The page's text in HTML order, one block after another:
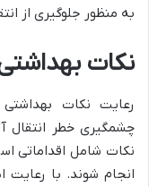
به منظور جلوگیری از
نکات
رعایت نکات
چشمگیری خطر انتقال
نکات شامل اقداماتی
انجام شوند. با رعایت